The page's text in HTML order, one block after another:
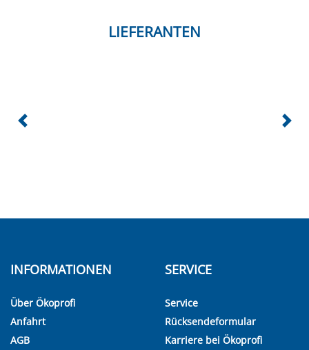
LIEFERANTEN
INFORMATIONEN
Über Ökoprofi
Anfahrt
AGB
SERVICE
Service
Rücksendeformular
Karriere bei Ökoprofi